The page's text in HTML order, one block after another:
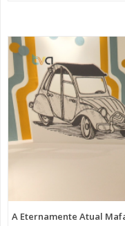
A Eternamente Atual